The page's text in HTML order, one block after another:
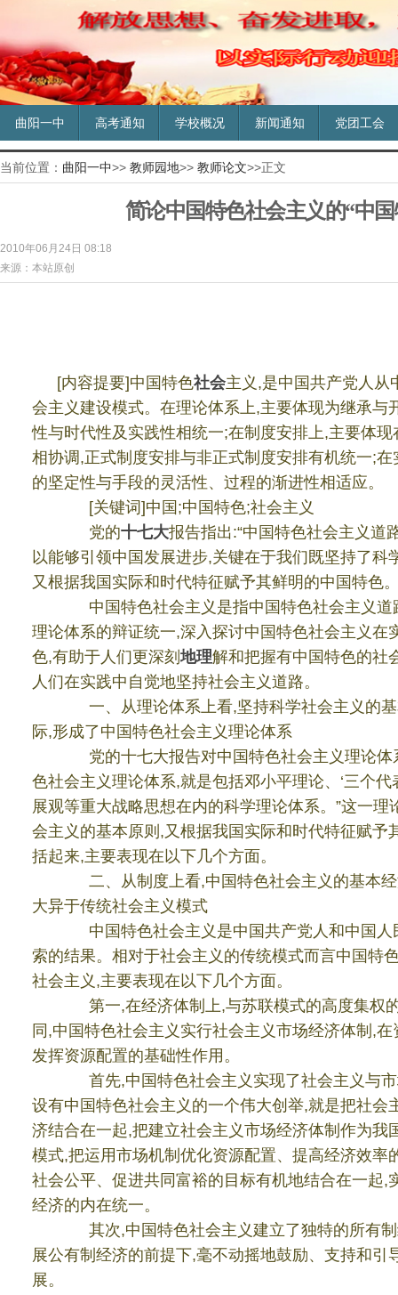
曲阳一中 高考通知 学校概况 新闻通知 党团工会
当前位置： 曲阳一中>> 教师园地>> 教师论文>>正文
简论中国特色社会主义的“中
2010年06月24日 08:18
来源：本站原创
[内容提要]中国特色社会主义 ,是中国共产党人从
会主义建设模式。在理论体系上,主要体现为继承与
性与时代性及实践性相统一;在制度安排上,主要体现
相协调 ,正式制度安排与非正式制度安排有机统一;在
的坚定性与手段的灵活性、过程的渐进性相适应。
[关键词]中国 ;中国特色;社会主义
党的十七大报告指出:“中国特色社会主义道
以能够引领中国发展进步,关键在于我们既坚持了科
又根据我国实际和时代特征赋予其鲜明的中国特色
中国特色社会主义是指中国特色社会主义道
理论体系的辩证统一,深入探讨中国特色社会主义在
色,有助于人们更深刻地理解和把握有中国特色的社
人们在实践中自觉地坚持社会主义道路。
一、从理论体系上看,坚持科学社会主义的
际,形成了中国特色社会主义理论体系
党的十七大报告对中国特色社会主义理论体
色社会主义理论体系,就是包括邓小平理论、 ‘三个代
展观等重大战略思想在内的科学理论体系。”这一理
会主义的基本原则 ,又根据我国实际和时代特征赋予
括起来,主要表现在以下几个方面。
二、从制度上看,中国特色社会主义的基本
大异于传统社会主义模式
中国特色社会主义是中国共产党人和中国人
索的结果。相对于社会主义的传统模式而言中国特
社会主义 ,主要表现在以下几个方面。
第一,在经济体制上,与苏联模式的高度集权
同 ,中国特色社会主义实行社会主义市场经济体制 ,在
发挥资源配置的基础性作用。
首先,中国特色社会主义实现了社会主义与
设有中国特色社会主义的一个伟大创举,就是把社会
济结合在一起,把建立社会主义市场经济体制作为我
模式,把运用市场机制优化资源配置、提高经济效率
社会公平、促进共同富裕的目标有机地结合在一起,
经济的内在统一。
其次,中国特色社会主义建立了独特的所有
展公有制经济的前提下,毫不动摇地鼓励、支持和引
展。